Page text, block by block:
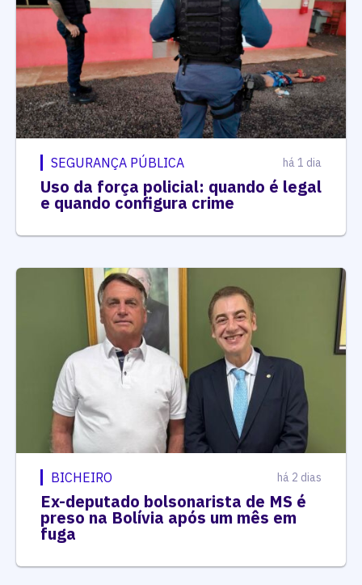
SEGURANÇA PÚBLICA há 1 dia
Uso da força policial: quando é legal
e quando configura crime
BICHEIRO há 2 dias
Ex-deputado bolsonarista de MS é
preso na Bolívia após um mês em
fuga